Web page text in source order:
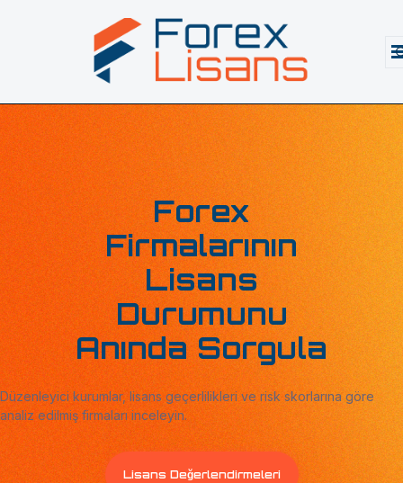
Forex
Firmalarının
Lisans
Durumunu
AnındaSorgula
Düzenleyici kurumlar, lisans geçerlilikleri ve risk skorlarına göre
analiz edilmiş firmaları inceleyin.
Lisans Değerlendirmeleri